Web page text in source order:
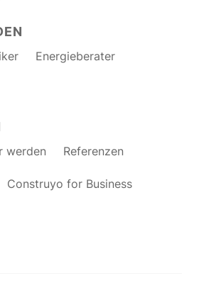
Energieberater
werden Referenzen
Construyo for Business